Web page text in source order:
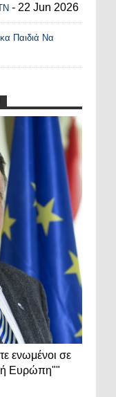
- 22 Jun 2026
Παιδιά Να
ενωμένοι σε
Ευρώπη""